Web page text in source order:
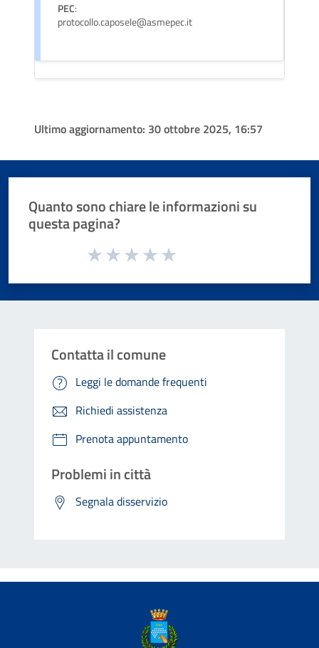
PEC:
protocollo.caposele@asmepec.it
Ultimo aggiornamento: 30 ottobre 2025, 16:57
Quanto sono chiare le informazioni su
questa pagina?
Valuta da 1 a 5 stelle la pagina
Contatta il comune
Leggi le domande frequenti
Richiedi assistenza
Prenota appuntamento
Problemi in città
Segnala disservizio